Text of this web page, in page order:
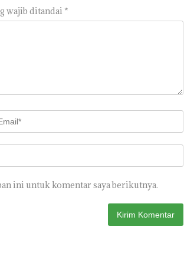
wajib ditandai *
ini untuk komentar saya berikutnya.